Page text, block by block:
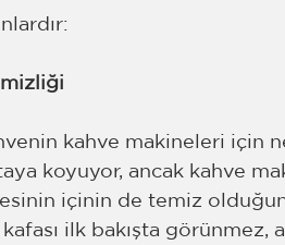
kahve makineleri için
koyuyor, ancak kahve
içinin de temiz
ilk bakışta görünmez,